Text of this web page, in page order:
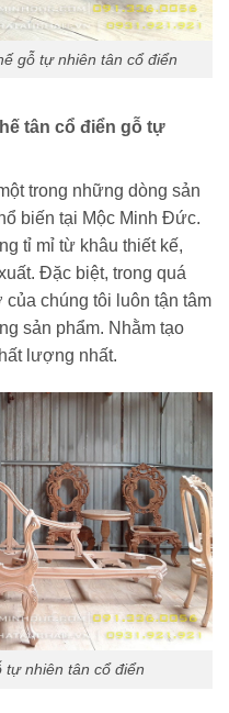
gỗ tự nhiên tân cổ điển
tân cổ điển gỗ tự
trong những dòng sản
biến tại Mộc Minh Đức.
tỉ mỉ từ khâu thiết kế,
Đặc biệt, trong quá
chúng tôi luôn tận tâm
sản phẩm. Nhằm tạo
lượng nhất.
tự nhiên tân cổ điển